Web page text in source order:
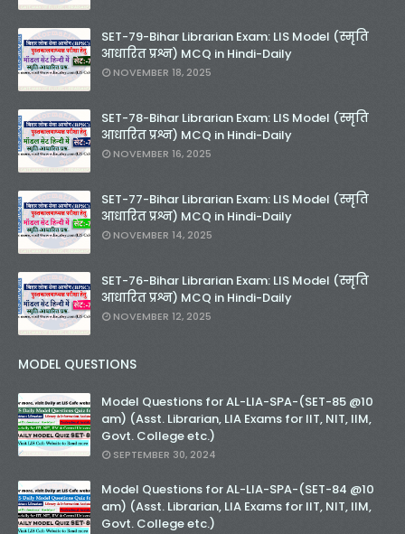
SET-79-Bihar Librarian Exam: LIS Model (स्मृति
आधारित प्रश्न) MCQ in Hindi-Daily
NOVEMBER 18, 2025
SET-78-Bihar Librarian Exam: LIS Model (स्मृति
आधारित प्रश्न) MCQ in Hindi-Daily
NOVEMBER 16, 2025
SET-77-Bihar Librarian Exam: LIS Model (स्मृति
आधारित प्रश्न) MCQ in Hindi-Daily
NOVEMBER 14, 2025
SET-76-Bihar Librarian Exam: LIS Model (स्मृति
आधारित प्रश्न) MCQ in Hindi-Daily
NOVEMBER 12, 2025
MODEL QUESTIONS
Model Questions for AL-LIA-SPA-(SET-85 @10
am) (Asst. Librarian, LIA Exams for IIT, NIT, IIM,
Govt. College etc.)
SEPTEMBER 30, 2024
Model Questions for AL-LIA-SPA-(SET-84 @10
am) (Asst. Librarian, LIA Exams for IIT, NIT, IIM,
Govt. College etc.)